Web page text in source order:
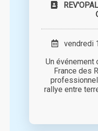
vendredi
Un événement
France des
rallye entre